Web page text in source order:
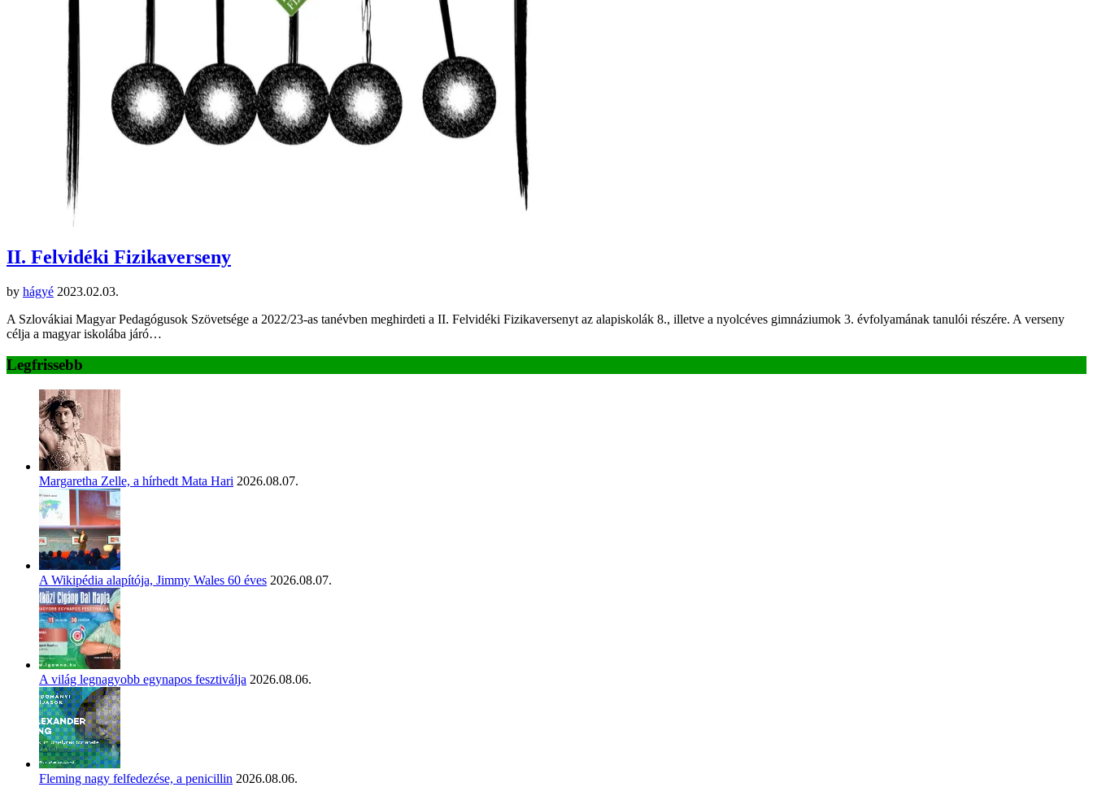
II. Felvidéki Fizikaverseny
by hágyé 2023.02.03.
A Szlovákiai Magyar Pedagógusok Szövetsége a 2022/23-as tanévben meghirdeti a II. Felvidéki Fizikaversenyt az alapiskolák 8., illetve a nyolcéves gimnáziumok 3. évfolyamának tanulói részére. A verseny
célja a magyar iskolába járó…
Legfrissebb
Margaretha Zelle, a hírhedt Mata Hari 2026.08.07.
A Wikipédia alapítója, Jimmy Wales 60 éves 2026.08.07.
A világ legnagyobb egynapos fesztiválja 2026.08.06.
Fleming nagy felfedezése, a penicillin 2026.08.06.